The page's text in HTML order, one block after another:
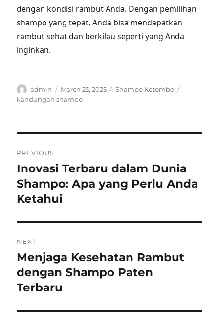
dengan kondisi rambut Anda. Dengan pemilihan
shampo yang tepat, Anda bisa mendapatkan
rambut sehat dan berkilau seperti yang Anda
inginkan.
Author
admin
Posted
on
March 23, 2025 Categories
Shampo Ketombe
kandungan shampo
navigation
PREVIOUS
Previous
post:
Inovasi Terbaru dalam Dunia
Shampo: Apa yang Perlu Anda
Ketahui
NEXT
Next
post:
Menjaga Kesehatan Rambut
dengan Shampo Paten
Terbaru